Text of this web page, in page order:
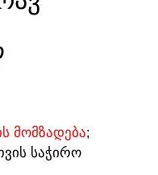
ᲛᲝᲛᲖᲐᲓᲔᲑᲐ;
ᲡᲐᲭᲘᲠᲝ